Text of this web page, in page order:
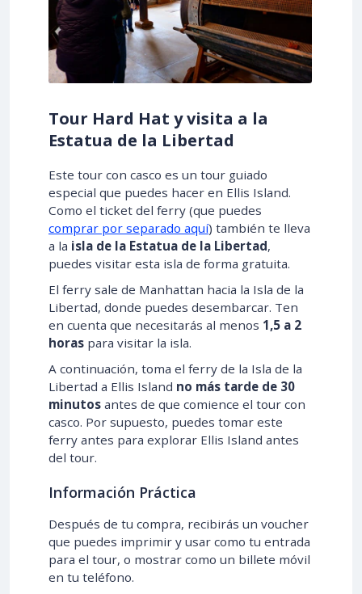
Tour Hard Hat y visita a la
Estatua de la Libertad
Este tour con casco es un tour guiado
especial que puedes hacer en Ellis Island.
Como el ticket del ferry (que puedes
comprar por separado aquí) también te lleva
a la isla de la Estatua de la Libertad,
puedes visitar esta isla de forma gratuita.
El ferry sale de Manhattan hacia la Isla de la
Libertad, donde puedes desembarcar. Ten
en cuenta que necesitarás al menos 1,5 a 2
horas para visitar la isla.
A continuación, toma el ferry de la Isla de la
Libertad a Ellis Island no más tarde de 30
minutos antes de que comience el tour con
casco. Por supuesto, puedes tomar este
ferry antes para explorar Ellis Island antes
del tour.
Información Práctica
Después de tu compra, recibirás un voucher
que puedes imprimir y usar como tu entrada
para el tour, o mostrar como un billete móvil
en tu teléfono.